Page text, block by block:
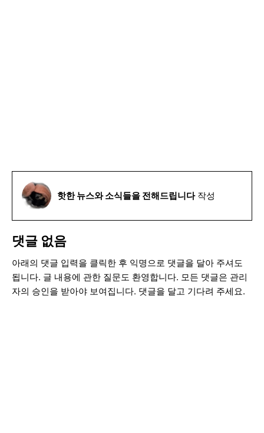
핫한 뉴스와 소식들을 전해드립니다작성
댓글 없음
아래의 댓글 입력을 클릭한 후 익명으로 댓글을 달아 주셔도
됩니다. 글 내용에 관한 질문도 환영합니다. 모든 댓글은 관리
자의 승인을 받아야 보여집니다. 댓글을 달고 기다려 주세요.